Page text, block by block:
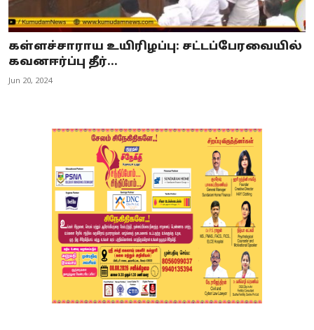
கள்ளச்சாராய உயிரிழப்பு: சட்டப்பேரவையில்
கவனஈர்ப்பு தீர்...
Jun 20, 2024